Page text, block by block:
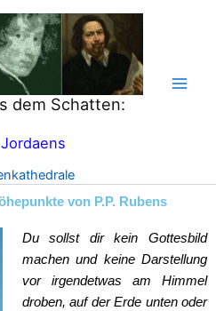
dem Schatten:
von P.P. Rubens
Du sollst dir kein Gottesbild
machen und keine Darstellung
vor irgendetwas am Himmel
droben, auf der Erde unten oder